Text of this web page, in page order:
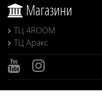
Магазини
ТЦ 4ROOM
ТЦ Аракс